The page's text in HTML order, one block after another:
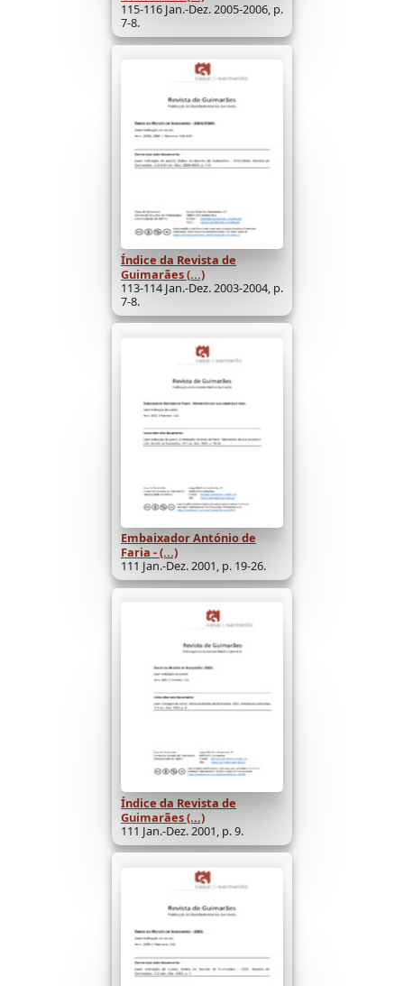
115-116 Jan.-Dez. 2005-2006, p.
7-8.
Índice da Revista de
Guimarães (...)
113-114 Jan.-Dez. 2003-2004, p.
7-8.
Embaixador António de
Faria - (...)
111 Jan.-Dez. 2001, p. 19-26.
Índice da Revista de
Guimarães (...)
111 Jan.-Dez. 2001, p. 9.